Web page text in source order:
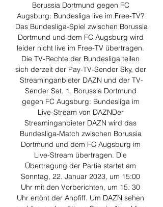
Borussia Dortmund gegen FC
Augsburg: Bundesliga live im Free-TV?
Das Bundesliga-Spiel zwischen Borussia
Dortmund und dem FC Augsburg wird
leider nicht live im Free-TV übertragen.
Die TV-Rechte der Bundesliga teilen
sich derzeit der Pay-TV-Sender Sky, der
Streaminganbieter DAZN und der TV-
Sender Sat. 1. Borussia Dortmund
gegen FC Augsburg: Bundesliga im
Live-Stream von DAZNDer
Streaminganbieter DAZN wird das
Bundesliga-Match zwischen Borussia
Dortmund und dem FC Augsburg im
Live-Stream übertragen. Die
Übertragung der Partie startet am
Sonntag, 22. Januar 2023, um 15:00
Uhr mit den Vorberichten, um 15. 30
Uhr ertönt der Anpfiff. Um DAZN sehen